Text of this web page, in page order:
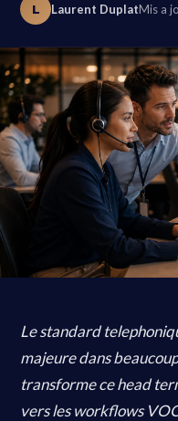
L Laurent DuplatMis a
Le standard
majeure dans
transforme ce head
vers les workflows